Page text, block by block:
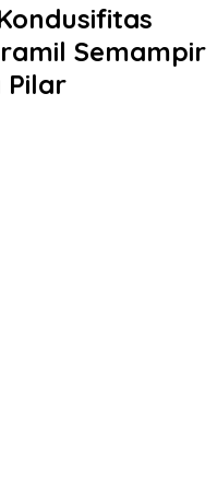
Semampir
Pilar